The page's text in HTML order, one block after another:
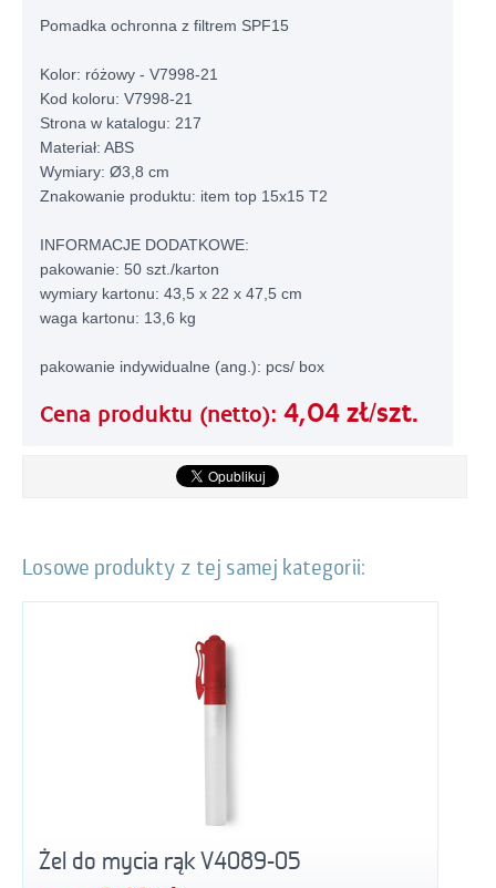
Pomadka ochronna z filtrem SPF15
Kolor: różowy - V7998-21
Kod koloru: V7998-21
Strona w katalogu: 217
Materiał: ABS
Wymiary: Ø3,8 cm
Znakowanie produktu: item top 15x15 T2
INFORMACJE DODATKOWE:
pakowanie: 50 szt./karton
wymiary kartonu: 43,5 x 22 x 47,5 cm
waga kartonu: 13,6 kg
pakowanie indywidualne (ang.): pcs/ box
Cena produktu (netto): 4,04 zł/szt.
Losowe produkty z tej samej kategorii:
Żel do mycia rąk V4089-05